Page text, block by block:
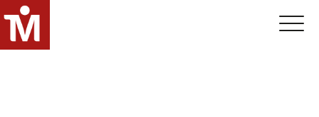
Toggle